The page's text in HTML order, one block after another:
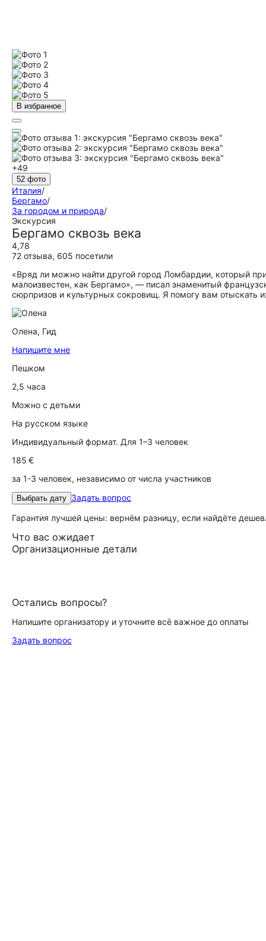
В избранное
+49
52 фото
Италия/
Бергамо/
За городом и природа/
Экскурсия
Бергамо сквозь века
4,78
72 отзыва, 605 посетили
«Вряд ли можно найти другой город Ломбардии, который
малоизвестен, как Бергамо», — писал знаменитый
сюрпризов и культурных сокровищ. Я помогу вам отыскать
Олена, Гид
Напишите мне
Пешком
2,5 часа
Можно с детьми
На русском языке
Индивидуальный формат. Для 1–3 человек
185 €
за 1-3 человек, независимо от числа участников
Выбрать дату Задать вопрос
Гарантия лучшей цены: вернём разницу, если найдёте
Что вас ожидает
Организационные детали
Остались вопросы?
Напишите организатору и уточните всё важное до оплаты
Задать вопрос